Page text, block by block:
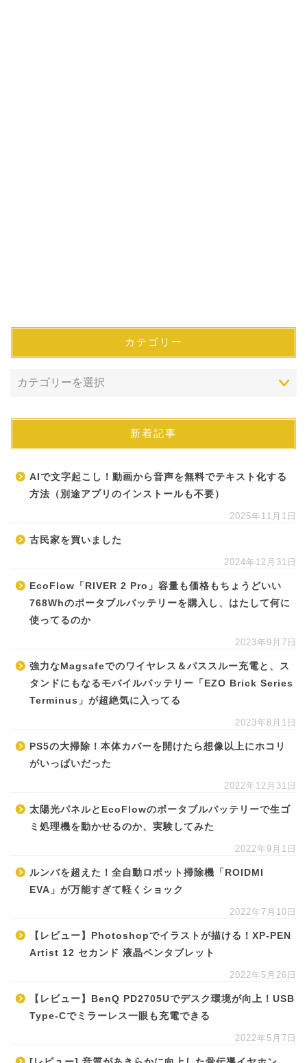
カテゴリー
新着記事
AIで文字起こし！動画から音声を無料でテキスト化する
方法（別途アプリのインストールも不要）
2025年11月1日
古民家を買いました
2024年12月31日
EcoFlow「RIVER 2 Pro」容量も価格もちょうどいい
768Whのポータブルバッテリーを購入し、はたして何に
使ってるのか
2023年9月7日
強力なMagsafeでのワイヤレス＆パススルー充電と、ス
タンドにもなるモバイルバッテリー「EZO Brick Series
Terminus」が超絶気に入ってる
2023年8月1日
PS5の大掃除！本体カバーを開けたら想像以上にホコリ
がいっぱいだった
2022年12月31日
太陽光パネルとEcoFlowのポータブルバッテリーで生ゴ
ミ処理機を動かせるのか、実験してみた
2022年9月1日
ルンバを超えた！全自動ロボット掃除機「ROIDMI
EVA」が万能すぎて軽くショック
2022年7月10日
【レビュー】Photoshopでイラストが描ける！XP-PEN
Artist 12 セカンド 液晶ペンタブレット
2022年5月26日
【レビュー】BenQ PD2705Uでデスク環境が向上！USB
Type-Cでミラーレス一眼も充電できる
2022年5月7日